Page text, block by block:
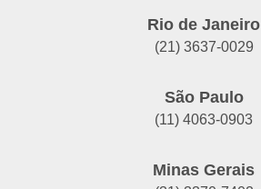
Rio de Janeiro
(21) 3637-0029
São Paulo
(11) 4063-0903
Minas Gerais